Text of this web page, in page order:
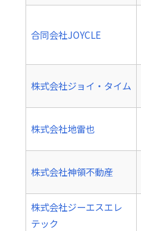
合同会社JOYCLE
株式会社ジョイ・タイム
株式会社地雷也
株式会社神領不動産
株式会社ジーエスエレ
テック